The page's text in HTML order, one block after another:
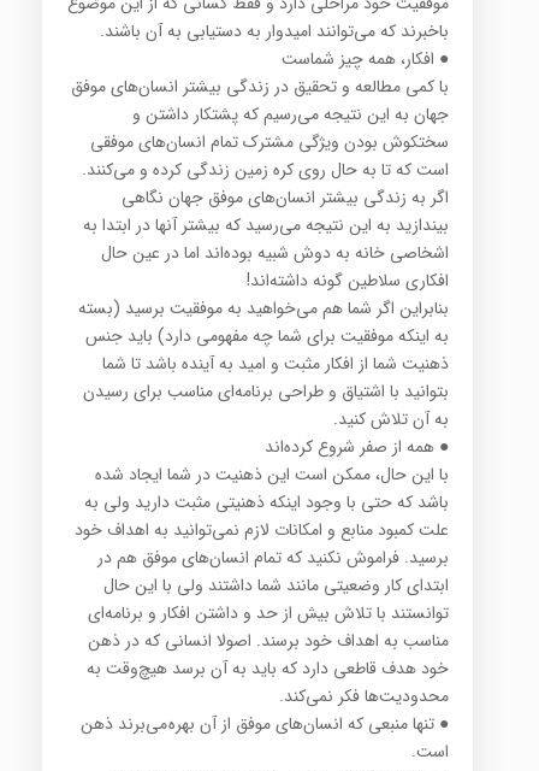
باخبرند كه می‌توانند امیدوار به دستیابی به آن باشند.
● افكار، همه چیز شماست
با كمی مطالعه و تحقیق در زندگی بیشتر انسان‌های موفق
جهان به این نتیجه می‌رسیم كه پشتكار داشتن و
سختكوش بودن ویژگی مشترك تمام انسان‌های موفقی
است كه تا به حال روی كره زمین زندگی كرده و می‌كنند.
اگر به زندگی بیشتر انسان‌های موفق جهان نگاهی
بیندازید به این نتیجه می‌رسید كه بیشتر آنها در ابتدا به
اشخاصی خانه به دوش شبیه بوده‌اند اما در عین حال
افكاری سلاطین گونه داشته‌اند!
بنابراین اگر شما هم می‌خواهید به موفقیت برسید (بسته
به اینكه موفقیت برای شما چه مفهومی دارد) باید جنس
ذهنیت شما از افكار مثبت و امید به آینده باشد تا شما
بتوانید با اشتیاق و طراحی برنامه‌ای مناسب برای رسیدن
به آن تلاش كنید.
● همه از صفر شروع كرده‌اند
با این حال، ممكن است این ذهنیت در شما ایجاد شده
باشد كه حتی با وجود اینكه ذهنیتی مثبت دارید ولی به
علت كمبود منابع و امكانات لازم نمی‌توانید به اهداف خود
برسید. فراموش نكنید كه تمام انسان‌های موفق هم در
ابتدای كار وضعیتی مانند شما داشتند ولی با این حال
توانستند با تلاش بیش از حد و داشتن افكار و برنامه‌ای
مناسب به اهداف خود برسند. اصولا انسانی كه در ذهن
خود هدف قاطعی دارد كه باید به آن برسد هیچ‌وقت به
محدودیت‌ها فكر نمی‌كند.
● تنها منبعی كه انسان‌های موفق از آن بهره می‌برند ذهن
است.